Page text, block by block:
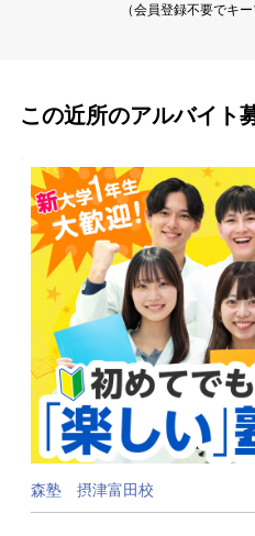
（会員登録不要でキ
この近所のアルバイト
森塾 摂津富田校